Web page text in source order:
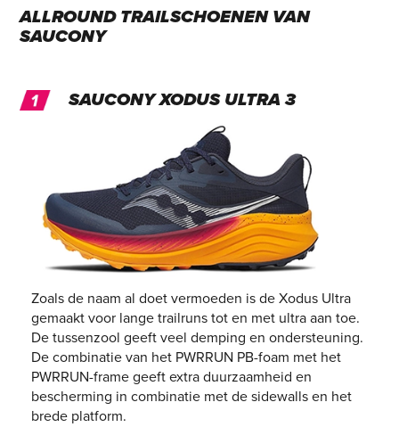
ALLROUND TRAILSCHOENEN VAN
SAUCONY
SAUCONY XODUS ULTRA 3
Zoals de naam al doet vermoeden is de Xodus Ultra
gemaakt voor lange trailruns tot en met ultra aan toe.
De tussenzool geeft veel demping en ondersteuning.
De combinatie van het PWRRUN PB-foam met het
PWRRUN-frame geeft extra duurzaamheid en
bescherming in combinatie met de sidewalls en het
brede platform.